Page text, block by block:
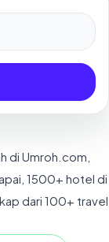
di Indonesia.
di Umroh.com,
1500+ hotel di
dari 100+ travel